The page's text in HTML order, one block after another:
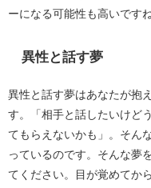
ーになる可能性も高いですね
異性と話す夢
異性と話す夢はあなたが抱
す。「相手と話したいけど
てもらえないかも」。そん
っているのです。そんな夢
てください。目が覚めてか